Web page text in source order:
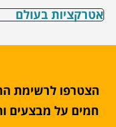
אטרקציות בעולם
הצטרפו לרשימת
חמים על מבצעים